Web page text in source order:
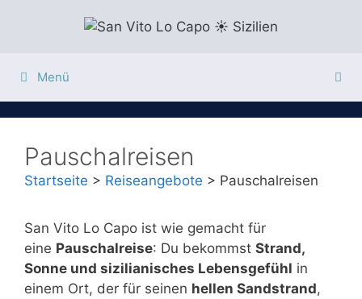
Menü
Pauschalreisen
Startseite > Reiseangebote > Pauschalreisen
San Vito Lo Capo ist wie gemacht für
eine Pauschalreise: Du bekommst Strand,
Sonne und sizilianisches Lebensgefühl in
einem Ort, der für seinen hellen Sandstrand,